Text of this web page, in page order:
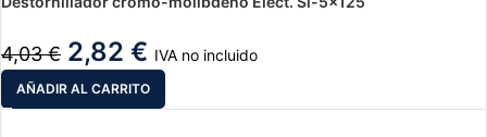
4,03€ 2,82 € IVA no incluido
AÑADIR AL CARRITO